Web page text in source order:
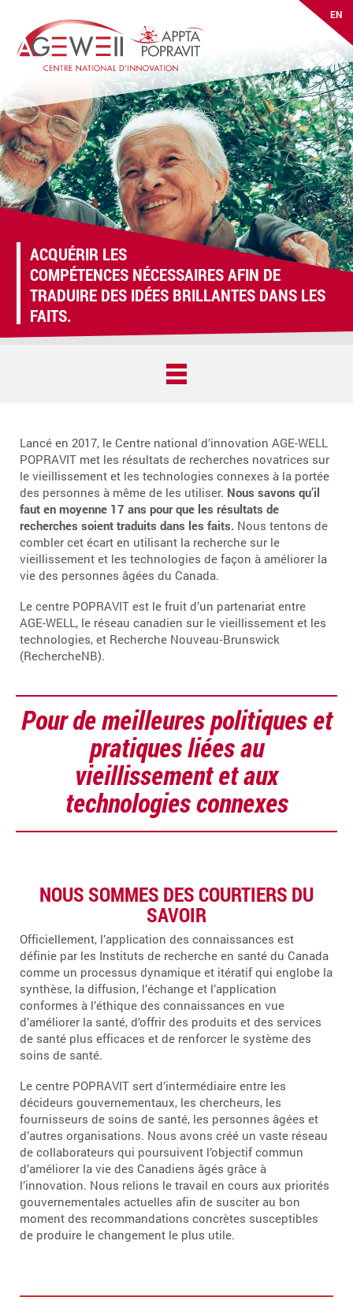
EN
ACQUÉRIR LES
COMPÉTENCES NÉCESSAIRES AFIN DE
TRADUIRE DES IDÉES BRILLANTES DANS LES
FAITS.
FACILITER LES
CONNEXIONS POUR TROUVER DES
SOLUTIONS AUX DÉFIS COMPLEXES
Lancé en 2017, le Centre national d’innovation AGE-WELL
POPRAVIT met les résultats de recherches novatrices sur
le vieillissement et les technologies connexes à la portée
des personnes à même de les utiliser. Nous savons qu’il
faut en moyenne 17 ans pour que les résultats de
recherches soient traduits dans les faits. Nous tentons de
combler cet écart en utilisant la recherche sur le
vieillissement et les technologies de façon à améliorer la
vie des personnes âgées du Canada.
Le centre POPRAVIT est le fruit d’un partenariat entre
AGE-WELL, le réseau canadien sur le vieillissement et les
technologies, et Recherche Nouveau‑Brunswick
(RechercheNB).
Pour de meilleures politiques et
pratiques liées au
vieillissement et aux
technologies connexes
NOUS SOMMES DES COURTIERS DU
SAVOIR
Officiellement, l’application des connaissances est
définie par les Instituts de recherche en santé du Canada
comme un processus dynamique et itératif qui englobe la
synthèse, la diffusion, l’échange et l’application
conformes à l’éthique des connaissances en vue
d’améliorer la santé, d’offrir des produits et des services
de santé plus efficaces et de renforcer le système des
soins de santé.
Le centre POPRAVIT sert d’intermédiaire entre les
décideurs gouvernementaux, les chercheurs, les
fournisseurs de soins de santé, les personnes âgées et
d’autres organisations. Nous avons créé un vaste réseau
de collaborateurs qui poursuivent l’objectif commun
d’améliorer la vie des Canadiens âgés grâce à
l’innovation. Nous relions le travail en cours aux priorités
gouvernementales actuelles afin de susciter au bon
moment des recommandations concrètes susceptibles
de produire le changement le plus utile.